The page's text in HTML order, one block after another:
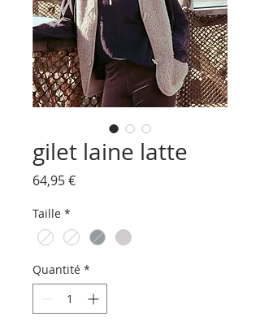
gilet laine latte
64,95 €Prix
Taille *
Quantité *